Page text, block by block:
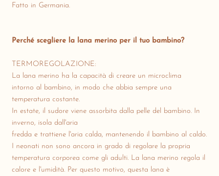
Fatto in Germania.
Perché scegliere la lana merino per il tuo bambino?
TERMOREGOLAZIONE:
La lana merino ha la capacità di creare un microclima
intorno al bambino, in modo che abbia sempre una
temperatura costante.
In estate, il sudore viene assorbita dalla pelle del bambino. In
inverno, isola dall'aria
fredda e trattiene l'aria calda, mantenendo il bambino al caldo.
I neonati non sono ancora in grado di regolare la propria
temperatura corporea come gli adulti. La lana merino regola il
calore e l'umidità. Per questo motivo, questa lana è